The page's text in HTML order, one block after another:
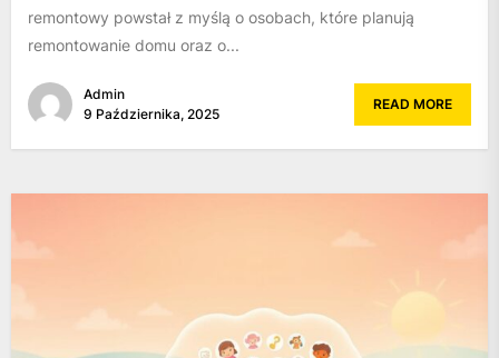
remontowy powstał z myślą o osobach, które planują
remontowanie domu oraz o...
Admin
9 Października, 2025
READ MORE